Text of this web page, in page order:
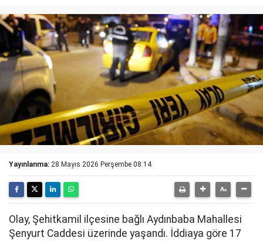
Yayınlanma: 28 Mayıs 2026 Perşembe 08:14
Olay, Şehitkamil ilçesine bağlı Aydınbaba Mahallesi
Şenyurt Caddesi üzerinde yaşandı. İddiaya göre 17